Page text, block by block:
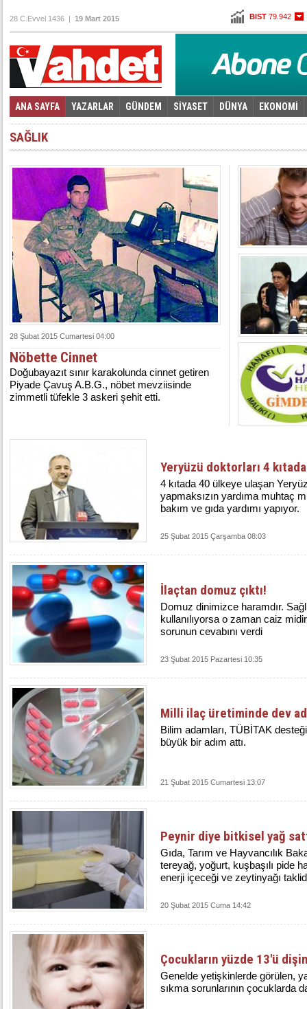
Euro2,7845
28 C.Evvel 1436 | 19 Mart 2015
ANA SAYFA YAZARLAR GÜNDEM SİYASET DÜNYA EKONOMİ
Foto Galeri | Video Galeri
SAĞLIK
28 Şubat 2015 Cumartesi 04:00
Nöbette Cinnet
Doğubayazıt sınır karakolunda cinnet getiren
Piyade Çavuş A.B.G., nöbet mevziisinde
zimmetli tüfekle 3 askeri şehit etti.
Yeryüzü doktorları 4
4 kıtada 40 ülkeye ulaşan
yapmaksızın yardıma muhtaç
bakım ve gıda yardımı yapıyor.
25 Şubat 2015 Çarşamba 08:03
İlaçtan domuz çıktı!
Domuz dinimizce haramdır.
kullanılıyorsa o zaman caiz
sorunun cevabını verdi
23 Şubat 2015 Pazartesi 10:35
Milli ilaç üretiminde dev
Bilim adamları, TÜBİTAK
büyük bir adım attı.
21 Şubat 2015 Cumartesi 13:07
Peynir diye bitkisel yağ
Gıda, Tarım ve Hayvancılık
tereyağ, yoğurt, kuşbaşılı pide
enerji içeceği ve zeytinyağı
20 Şubat 2015 Cuma 14:42
Çocukların yüzde 13'ü
Genelde yetişkinlerde görülen,
sıkma sorunlarının çocuklarda